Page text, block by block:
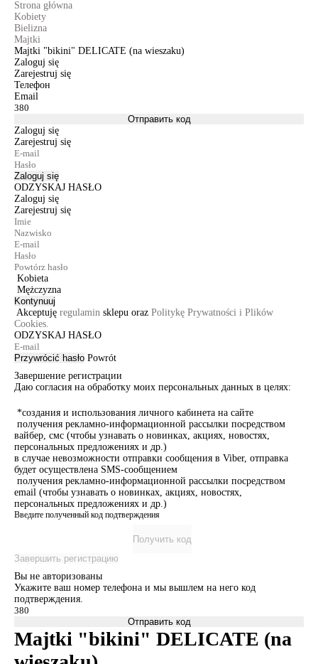
Strona główna
Kobiety
Bielizna
Majtki
Majtki "bikini" DELICATE (na wieszaku)
Zaloguj się
Zarejestruj się
Телефон
Email
Отправить код
Zaloguj się
Zarejestruj się
Zaloguj się
ODZYSKAJ HASŁO
Zaloguj się
Zarejestruj się
Kobieta
Mężczyzna
Kontynuuj
Akceptuję regulamin sklepu oraz Politykę Prywatności i Plików
Cookies.
ODZYSKAJ HASŁO
Przywrócić hasło Powrót
Завершение регистрации
Даю согласия на обработку моих персональных данных в целях:
*создания и использования личного кабинета на сайте
получения рекламно-информационной рассылки посредством
вайбер, смс (чтобы узнавать о новинках, акциях, новостях,
персональных предложениях и др.)
в случае невозможности отправки сообщения в Viber, отправка
будет осуществлена SMS-сообщением
получения рекламно-информационной рассылки посредством
email (чтобы узнавать о новинках, акциях, новостях,
персональных предложениях и др.)
Введите полученный код подтверждения
Получить код
Завершить регистрацию
Вы не авторизованы
Укажите ваш номер телефона и мы вышлем на него код
подтверждения.
Отправить код
Majtki "bikini" DELICATE (na